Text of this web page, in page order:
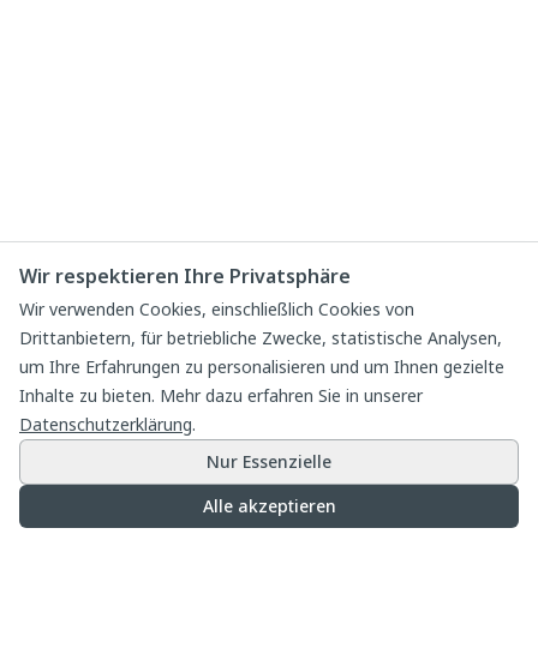
Wir respektieren Ihre Privatsphäre
Wir verwenden Cookies, einschließlich Cookies von
Drittanbietern, für betriebliche Zwecke, statistische Analysen,
um Ihre Erfahrungen zu personalisieren und um Ihnen gezielte
Inhalte zu bieten. Mehr dazu erfahren Sie in unserer
Datenschutzerklärung.
Nur Essenzielle
Alle akzeptieren